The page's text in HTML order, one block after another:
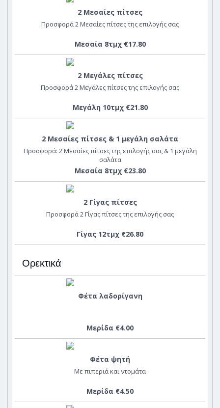
2 Μεσαίες πίτσες
Προσφορά 2 Μεσαίες πίτσες της επιλογής σας
Μεσαία 8τμχ €17.80
2 Μεγάλες πίτσες
Προσφορά 2 Μεγάλες πίτσες της επιλογής σας
Μεγάλη 10τμχ €21.80
2 Μεσαίες πίτσες & 1 μεγάλη σαλάτα
Προσφορά: 2 Μεσαίες πίτσες της επιλογής σας & 1 μεγάλη
σαλάτα
Μεσαία 8τμχ €23.80
2 Γίγας πίτσες
Προσφορά 2 Γίγας πίτσες της επιλογής σας
Γίγας 12τμχ €26.80
Ορεκτικά
Φέτα λαδορίγανη
Μερίδα €4.00
Φέτα ψητή
Με πιπεριά και ντομάτα
Μερίδα €4.50